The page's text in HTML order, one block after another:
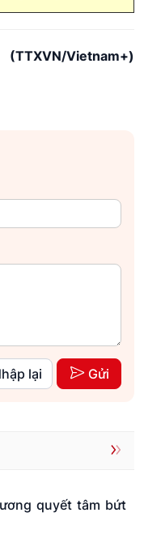
(TTXVN/Vietnam+)
lại Gửi
quyết tâm bứt